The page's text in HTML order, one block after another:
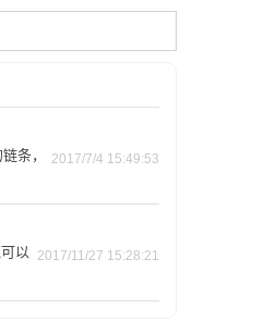
2017/7/4 15:49:53
条，
2017/11/27 15:28:21
以